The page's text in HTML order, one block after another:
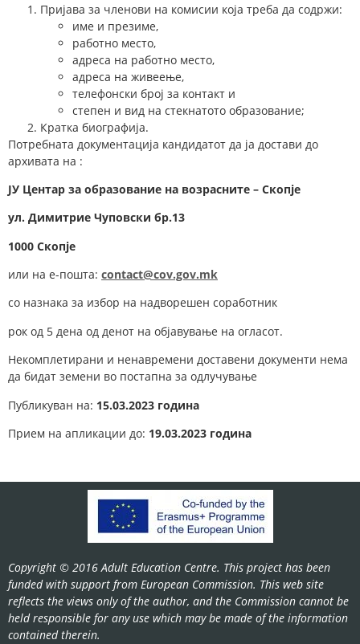
Пријава за членови на комисии која треба да содржи:
име и презиме,
работно место,
адреса на работно место,
адреса на живеење,
телефонски број за контакт и
степен и вид на стекнатото образование;
Кратка биографија.
Потребната документација кандидатот да ја достави до
архивата на :
ЈУ Центар за образование на возрасните – Скопје
ул. Димитрие Чуповски бр.13
1000 Скопје
или на е-пошта: contact@cov.gov.mk
со назнака за избор на надворешен соработник
рок од 5 дена од денот на објавување на огласот.
Некомплетирани и ненавремени доставени документи нема
да бидат земени во постапна за одлучување
Публикуван на: 15.03.2023 година
Прием на апликации до: 19.03.2023 година
Copyright © 2016 Adult Education Centre. This project has been
funded with support from European Commission. This web site
reflects the views only of the author, and the Commission cannot be
held responsible for any use which may be made of the information
contained therein.